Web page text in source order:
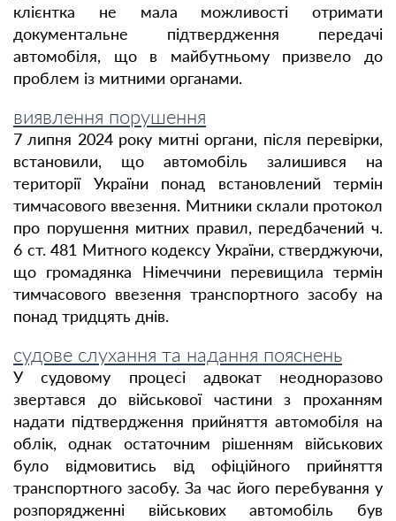
клієнтка не мала можливості отримати
документальне підтвердження передачі
автомобіля, що в майбутньому призвело до
проблем із митними органами.
виявлення порушення
7 липня 2024 року митні органи, після перевірки,
встановили, що автомобіль залишився на
території України понад встановлений термін
тимчасового ввезення. Митники склали протокол
про порушення митних правил, передбачений ч.
6 ст. 481 Митного кодексу України, стверджуючи,
що громадянка Німеччини перевищила термін
тимчасового ввезення транспортного засобу на
понад тридцять днів.
судове слухання та надання пояснень
У судовому процесі адвокат неодноразово
звертався до військової частини з проханням
надати підтвердження прийняття автомобіля на
облік, однак остаточним рішенням військових
було відмовитись від офіційного прийняття
транспортного засобу. За час його перебування у
розпорядженні військових автомобіль був